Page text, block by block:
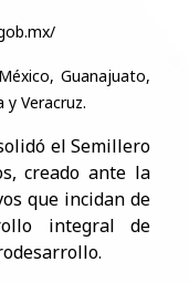
Guanajuato,
y Veracruz.
el Semillero
creado ante la
que incidan de
integral de